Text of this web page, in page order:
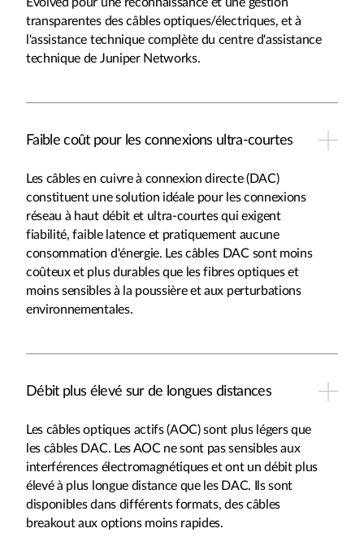
transparentes des câbles optiques/électriques, et à
l'assistance technique complète du centre d'assistance
technique de Juniper Networks.
Faible coût pour les connexions ultra-courtes
Les câbles en cuivre à connexion directe (DAC)
constituent une solution idéale pour les connexions
réseau à haut débit et ultra-courtes qui exigent
fiabilité, faible latence et pratiquement aucune
consommation d'énergie. Les câbles DAC sont moins
coûteux et plus durables que les fibres optiques et
moins sensibles à la poussière et aux perturbations
environnementales.
Débit plus élevé sur de longues distances
Les câbles optiques actifs (AOC) sont plus légers que
les câbles DAC. Les AOC ne sont pas sensibles aux
interférences électromagnétiques et ont un débit plus
élevé à plus longue distance que les DAC. Ils sont
disponibles dans différents formats, des câbles
breakout aux options moins rapides.